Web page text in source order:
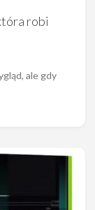
robi
ale gdy